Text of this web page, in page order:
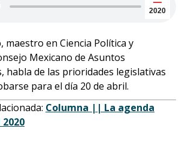
2020
maestro en Ciencia Política y
Mexicano de Asuntos
habla de las prioridades legislativas
para el día 20 de abril.
Columna || La agenda